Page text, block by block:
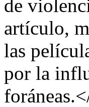
de
artículo,
las
por la